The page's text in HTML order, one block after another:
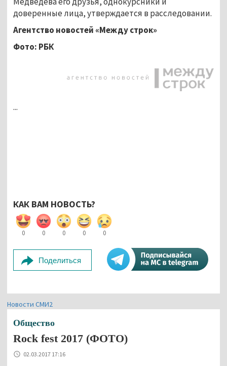
доверенные лица, утверждается в расследовании.
Агентство новостей «Между строк»
Фото: РБК
...
КАК ВАМ НОВОСТЬ?
0 0 0 0 0
Поделиться
Новости СМИ2
Общество
Rock fest 2017 (ФОТО)
02.03.2017 17:16